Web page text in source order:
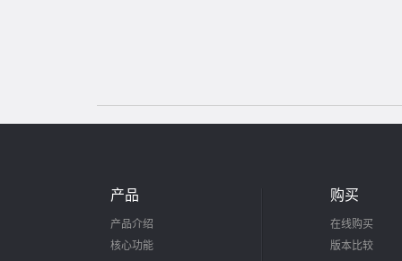
产品
产品介绍
核心功能
购买
在线购买
版本比较